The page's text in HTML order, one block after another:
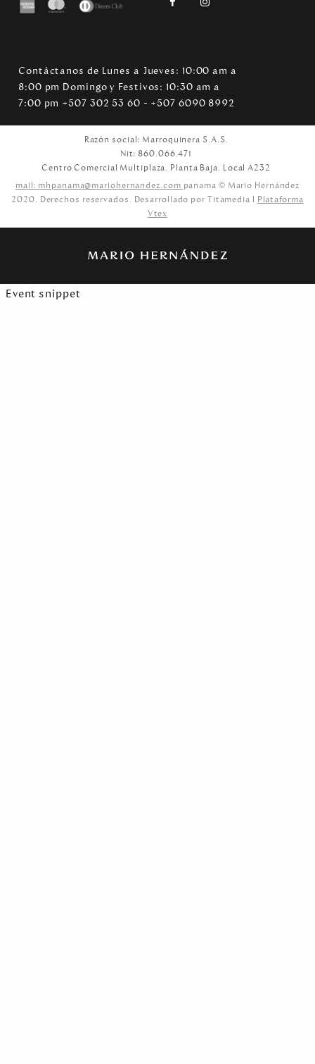
Contáctanos de Lunes a Jueves: 10:00 am a
8:00 pm Domingo y Festivos: 10:30 am a
7:00 pm +507 302 53 60 - +507 6090 8992
Razón social: Marroquinera S.A.S.
Nit: 860.066.471
Centro Comercial Multiplaza. Planta Baja. Local A232
mail: mhpanama@mariohernandez.com panama © Mario Hernández
2020. Derechos reservados. Desarrollado por Titamedia l Plataforma
Vtex
Event snippet